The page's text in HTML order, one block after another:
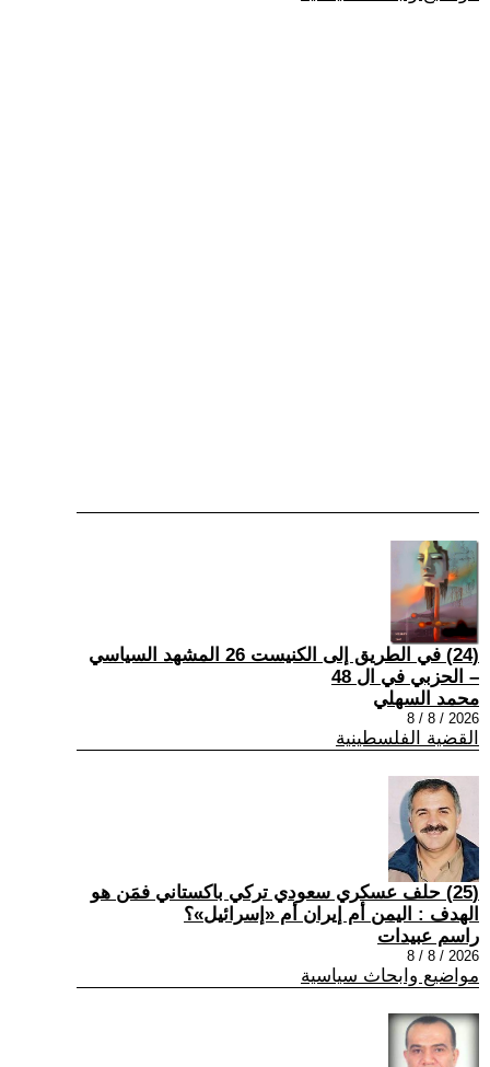
(24) في الطريق إلى الكنيست 26 المشهد السياسي
– الحزبي في ال 48
محمد السهلي
2026 / 8 / 8
القضية الفلسطينية
(25) حلف عسكري سعودي تركي باكستاني فمَن هو
الهدف : اليمن أم إيران أم «إسرائيل»؟
راسم عبيدات
2026 / 8 / 8
مواضيع وابحاث سياسية